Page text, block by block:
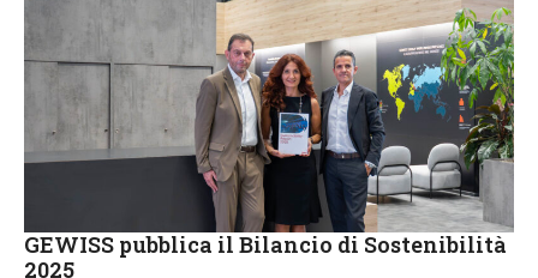
GEWISS pubblica il Bilancio di Sostenibilità
2025